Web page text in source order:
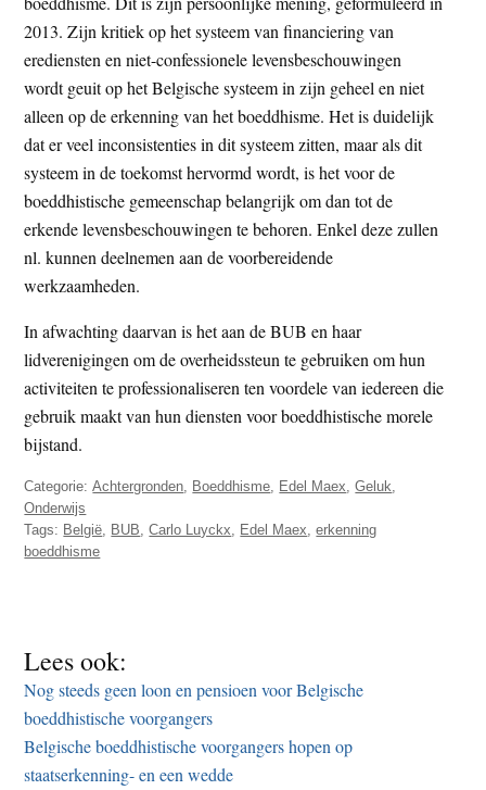
2013. Zijn kritiek op het systeem van financiering van
erediensten en niet-confessionele levensbeschouwingen
wordt geuit op het Belgische systeem in zijn geheel en niet
alleen op de erkenning van het boeddhisme. Het is duidelijk
dat er veel inconsistenties in dit systeem zitten, maar als dit
systeem in de toekomst hervormd wordt, is het voor de
boeddhistische gemeenschap belangrijk om dan tot de
erkende levensbeschouwingen te behoren. Enkel deze zullen
nl. kunnen deelnemen aan de voorbereidende
werkzaamheden.
In afwachting daarvan is het aan de BUB en haar
lidverenigingen om de overheidssteun te gebruiken om hun
activiteiten te professionaliseren ten voordele van iedereen die
gebruik maakt van hun diensten voor boeddhistische morele
bijstand.
Categorie:Achtergronden, Boeddhisme, Edel Maex,Geluk,
Onderwijs
Tags: België, BUB,Carlo Luyckx, Edel Maex,erkenning
boeddhisme
Lees ook:
Nog steeds geen loon en pensioen voor Belgische
boeddhistische voorgangers
Belgische boeddhistische voorgangers hopen op
staatserkenning- en een wedde